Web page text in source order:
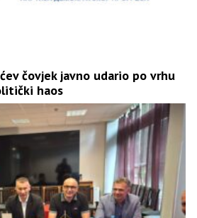
čovjek javno udario po vrhu
haos